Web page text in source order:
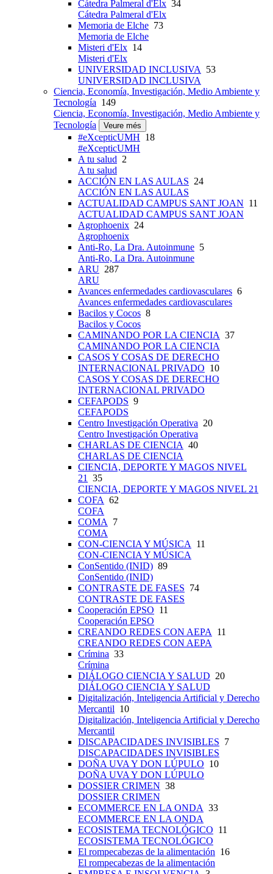
Cátedra Palmeral d'Elx 34
Cátedra Palmeral d'Elx
Memoria de Elche 73
Memoria de Elche
Misteri d'Elx 14
Misteri d'Elx
UNIVERSIDAD INCLUSIVA 53
UNIVERSIDAD INCLUSIVA
Ciencia, Economía, Investigación, Medio Ambiente y
Tecnología 149
Ciencia, Economía, Investigación, Medio Ambiente y
Tecnología
Veure més
#eXcepticUMH 18
#eXcepticUMH
A tu salud 2
A tu salud
ACCIÓN EN LAS AULAS 24
ACCIÓN EN LAS AULAS
ACTUALIDAD CAMPUS SANT JOAN 11
ACTUALIDAD CAMPUS SANT JOAN
Agrophoenix 24
Agrophoenix
Anti-Ro, La Dra. Autoinmune 5
Anti-Ro, La Dra. Autoinmune
ARU 287
ARU
Avances enfermedades cardiovasculares 6
Avances enfermedades cardiovasculares
Bacilos y Cocos 8
Bacilos y Cocos
CAMINANDO POR LA CIENCIA 37
CAMINANDO POR LA CIENCIA
CASOS Y COSAS DE DERECHO
INTERNACIONAL PRIVADO 10
CASOS Y COSAS DE DERECHO
INTERNACIONAL PRIVADO
CEFAPODS 9
CEFAPODS
Centro Investigación Operativa 20
Centro Investigación Operativa
CHARLAS DE CIENCIA 40
CHARLAS DE CIENCIA
CIENCIA, DEPORTE Y MAGOS NIVEL
21 35
CIENCIA, DEPORTE Y MAGOS NIVEL 21
COFA 62
COFA
COMA 7
COMA
CON-CIENCIA Y MÚSICA 11
CON-CIENCIA Y MÚSICA
ConSentido (INID) 89
ConSentido (INID)
CONTRASTE DE FASES 74
CONTRASTE DE FASES
Cooperación EPSO 11
Cooperación EPSO
CREANDO REDES CON AEPA 11
CREANDO REDES CON AEPA
Crímina 33
Crímina
DIÁLOGO CIENCIA Y SALUD 20
DIÁLOGO CIENCIA Y SALUD
Digitalización, Inteligencia Artificial y Derecho
Mercantil 10
Digitalización, Inteligencia Artificial y Derecho
Mercantil
DISCAPACIDADES INVISIBLES 7
DISCAPACIDADES INVISIBLES
DOÑA UVA Y DON LÚPULO 10
DOÑA UVA Y DON LÚPULO
DOSSIER CRIMEN 38
DOSSIER CRIMEN
ECOMMERCE EN LA ONDA 33
ECOMMERCE EN LA ONDA
ECOSISTEMA TECNOLÓGICO 11
ECOSISTEMA TECNOLÓGICO
El rompecabezas de la alimentación 16
El rompecabezas de la alimentación